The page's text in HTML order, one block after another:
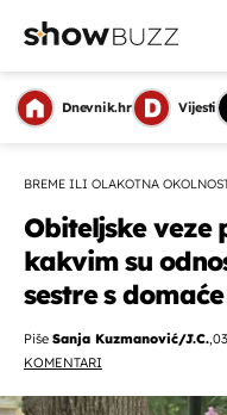
Dnevnik.hr Vijesti
BREME ILI OLAKOTNA
Obiteljske veze
kakvim su
sestre s
Piše Sanja Kuzmanović/J.C.,
KOMENTARI